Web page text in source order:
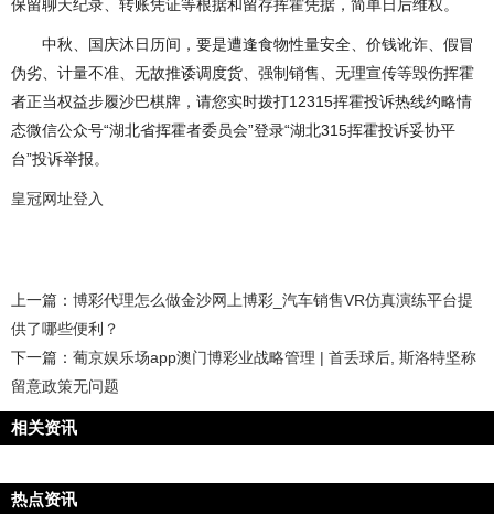
保留聊天纪录、转账凭证等根据和留存挥霍凭据，简单日后维权。
中秋、国庆沐日历间，要是遭逢食物性量安全、价钱讹诈、假冒
伪劣、计量不准、无故推诿调度货、强制销售、无理宣传等毁伤挥霍
者正当权益步履沙巴棋牌，请您实时拨打12315挥霍投诉热线约略情
态微信公众号“湖北省挥霍者委员会”登录“湖北315挥霍投诉妥协平
台”投诉举报。
皇冠网址登入
上一篇： 博彩代理怎么做金沙网上博彩_汽车销售VR仿真演练平台提
供了哪些便利？
下一篇： 葡京娱乐场app澳门博彩业战略管理 | 首丢球后, 斯洛特坚称
留意政策无问题
相关资讯
热点资讯